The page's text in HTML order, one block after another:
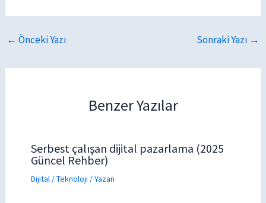
← Önceki Yazı Sonraki Yazı →
Benzer Yazılar
Serbest çalışan dijital pazarlama (2025
Güncel Rehber)
Dijital / Teknoloji / Yazan